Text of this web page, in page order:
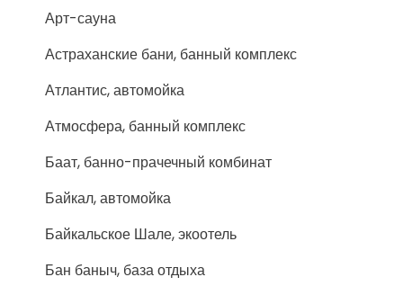
Арт-сауна
Астраханские бани, банный комплекс
Атлантис, автомойка
Атмосфера, банный комплекс
Баат, банно-прачечный комбинат
Байкал, автомойка
Байкальское Шале, экоотель
Бан баныч, база отдыха